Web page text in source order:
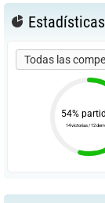
Estadísticas
54%
14 victorias / 12